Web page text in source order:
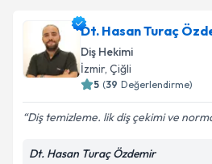
Dt. Hasan Turaç
Diş Hekimi
İzmir, Çiğli
5 (39 Değerlendirme)
Diş temizleme. lik diş çekimi ve
Dt. Hasan Turaç Özdemir